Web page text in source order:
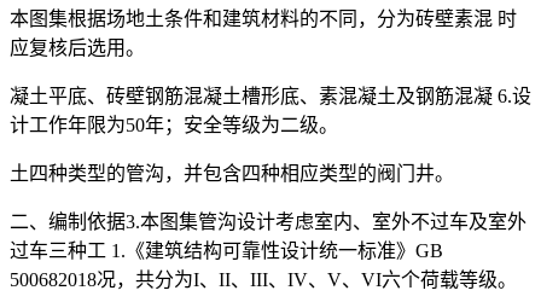
本图集根据场地土条件和建筑材料的不同，分为砖壁素混 时
应复核后选用。
凝土平底、砖壁钢筋混凝土槽形底、素混凝土及钢筋混凝 6.设
计工作年限为50年；安全等级为二级。
土四种类型的管沟，并包含四种相应类型的阀门井。
二、编制依据3.本图集管沟设计考虑室内、室外不过车及室外
过车三种工 1.《建筑结构可靠性设计统一标准》GB
500682018况，共分为I、II、III、IV、V、VI六个荷载等级。